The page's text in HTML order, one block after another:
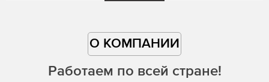
О КОМПАНИИ
Работаем по всей стране!